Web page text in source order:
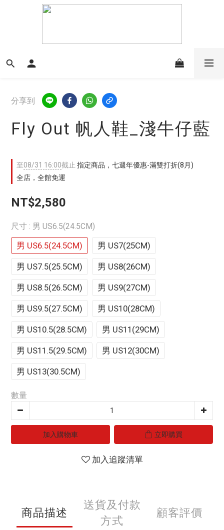
分享到
Fly Out 帆人鞋_淺牛仔藍
至08/31 16:00截止 指定商品，七週年優惠-滿雙打折(8月)
全店，全館免運
NT$2,580
尺寸 : 男 US6.5(24.5CM)
男 US6.5(24.5CM) 男 US7(25CM)
男 US7.5(25.5CM) 男 US8(26CM)
男 US8.5(26.5CM) 男 US9(27CM)
男 US9.5(27.5CM) 男 US10(28CM)
男 US10.5(28.5CM) 男 US11(29CM)
男 US11.5(29.5CM) 男 US12(30CM)
男 US13(30.5CM)
數量
加入購物車 立即購買
加入追蹤清單
商品描述
送貨及付款
方式
顧客評價